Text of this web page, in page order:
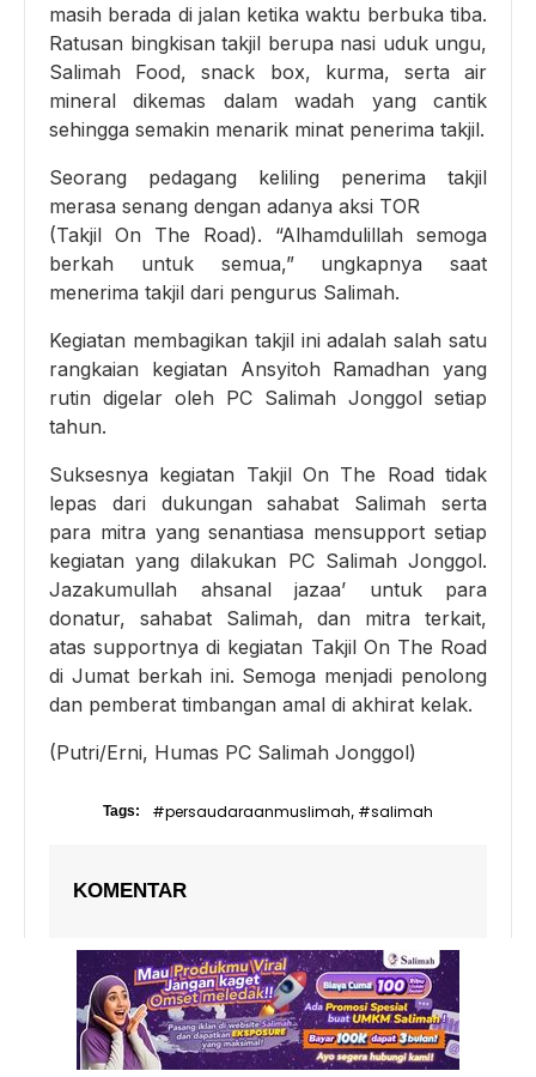
masih berada di jalan ketika waktu berbuka tiba.
Ratusan bingkisan takjil berupa nasi uduk ungu,
Salimah Food, snack box, kurma, serta air
mineral dikemas dalam wadah yang cantik
sehingga semakin menarik minat penerima takjil.
Seorang pedagang keliling penerima takjil
merasa senang dengan adanya aksi TOR
(Takjil On The Road). “Alhamdulillah semoga
berkah untuk semua,” ungkapnya saat
menerima takjil dari pengurus Salimah.
Kegiatan membagikan takjil ini adalah salah satu
rangkaian kegiatan Ansyitoh Ramadhan yang
rutin digelar oleh PC Salimah Jonggol setiap
tahun.
Suksesnya kegiatan Takjil On The Road tidak
lepas dari dukungan sahabat Salimah serta
para mitra yang senantiasa mensupport setiap
kegiatan yang dilakukan PC Salimah Jonggol.
Jazakumullah ahsanal jazaa’ untuk para
donatur, sahabat Salimah, dan mitra terkait,
atas supportnya di kegiatan Takjil On The Road
di Jumat berkah ini. Semoga menjadi penolong
dan pemberat timbangan amal di akhirat kelak.
(Putri/Erni, Humas PC Salimah Jonggol)
Tags: #persaudaraanmuslimah, #salimah
KOMENTAR